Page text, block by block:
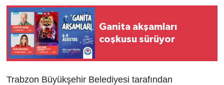
Ganita akşamları
coşkusu sürüyor
Trabzon Büyükşehir Belediyesi tarafından